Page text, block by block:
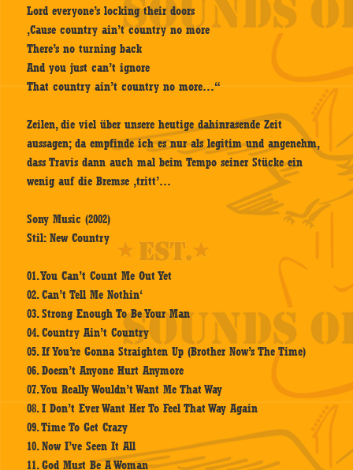
Lord everyone’s locking their doors
‚Cause country ain’t country no more
There’s no turning back
And you just can’t ignore
That country ain’t country no more…“
Zeilen, die viel über unsere heutige dahinrasende Zeit
aussagen; da empfinde ich es nur als legitim und angenehm,
dass Travis dann auch mal beim Tempo seiner Stücke ein
wenig auf die Bremse ‚tritt’…
Sony Music (2002)
Stil: New Country
01. You Can’t Count Me Out Yet
02. Can’t Tell Me Nothin‘
03. Strong Enough To Be Your Man
04. Country Ain’t Country
05. If You’re Gonna Straighten Up (Brother Now’s The Time)
06. Doesn’t Anyone Hurt Anymore
07. You Really Wouldn’t Want Me That Way
08. I Don’t Ever Want Her To Feel That Way Again
09. Time To Get Crazy
10. Now I’ve Seen It All
11. God Must Be A Woman